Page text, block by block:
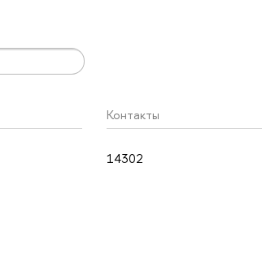
Контакты
14302